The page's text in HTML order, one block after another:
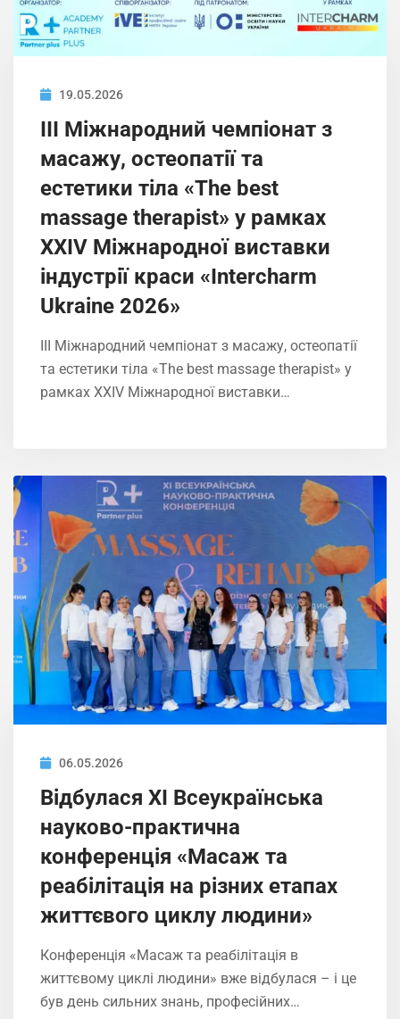
19.05.2026
ІIІ Міжнародний чемпіонат з
масажу, остеопатії та
естетики тіла «The best
massage therapist» у рамках
XXIV Міжнародної виставки
індустрії краси «Intercharm
Ukrainе 2026»
ІIІ Міжнародний чемпіонат з масажу, остеопатії
та естетики тіла «The best massage therapist» у
рамках XXIV Міжнародної виставки…
06.05.2026
Відбулася ХІ Всеукраїнська
науково-практична
конференція «Масаж та
реабілітація на різних етапах
життєвого циклу людини»
Конференція «Масаж та реабілітація в
життєвому циклі людини» вже відбулася – і це
був день сильних знань, професійних…